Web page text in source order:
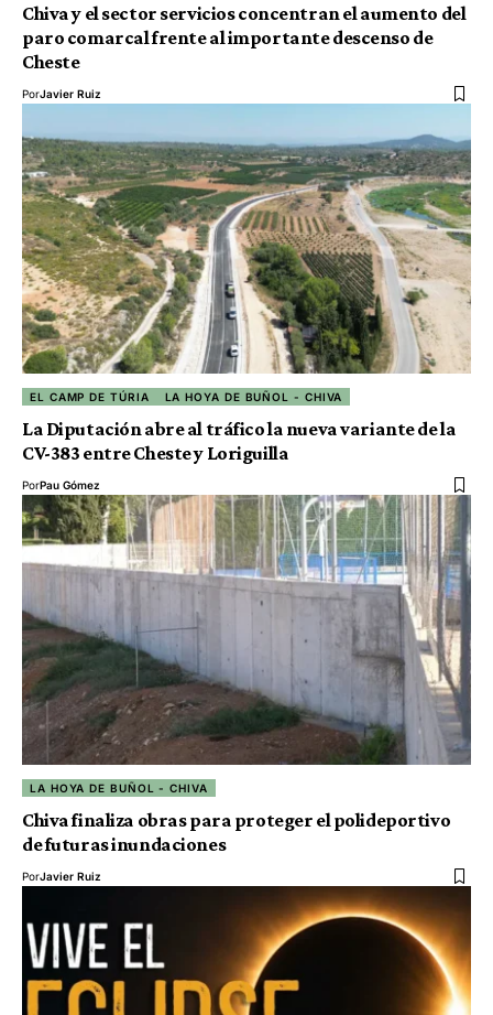
Chiva y el sector servicios concentran el aumento del
paro comarcal frente al importante descenso de
Cheste
PorJavier Ruiz
EL CAMP DE TÚRIA LA HOYA DE BUÑOL - CHIVA
La Diputación abre al tráfico la nueva variante de la
CV-383 entre Cheste y Loriguilla
PorPau Gómez
LA HOYA DE BUÑOL - CHIVA
Chiva finaliza obras para proteger el polideportivo
de futuras inundaciones
PorJavier Ruiz